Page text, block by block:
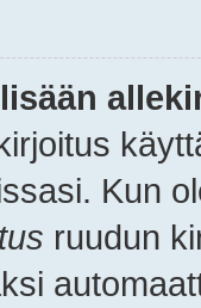
Kun
ruudun